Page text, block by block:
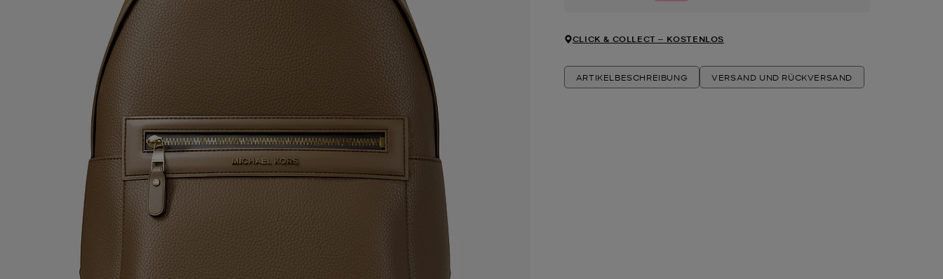
CLICK & COLLECT ‒ KOSTENLOS
ARTIKELBESCHREIBUNG VERSAND UND RÜCKVERSAND